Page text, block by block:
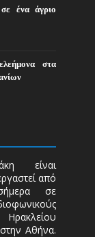
ένα άγριο
στα
είναι
από
σε
Αθήνα.